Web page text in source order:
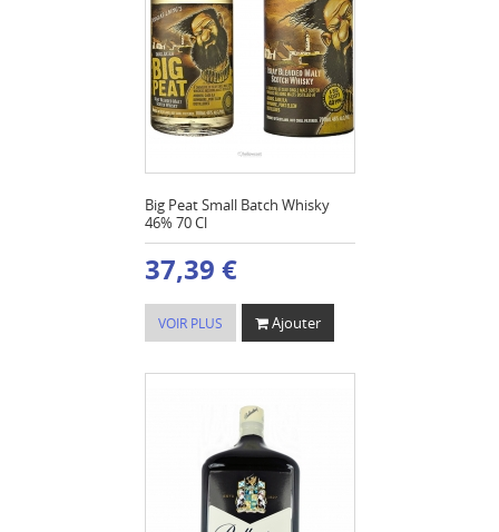
Big Peat Small Batch Whisky
46% 70 Cl
37,39 €
VOIR PLUS Ajouter